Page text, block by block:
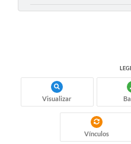
Fale Conosco
Carta de Serviços
Galeria de Fotos
Visualizar
Vínculos